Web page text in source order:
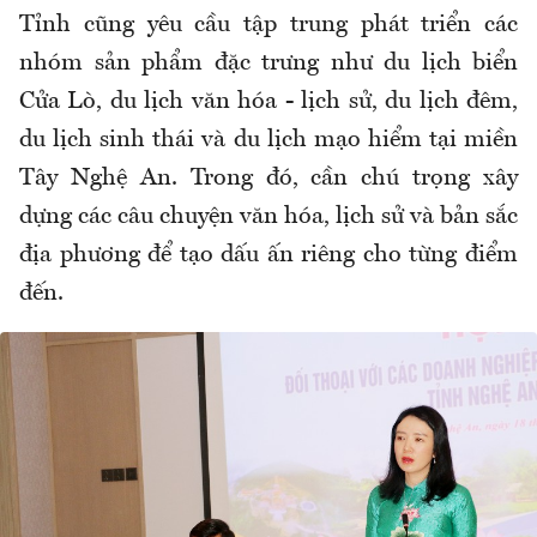
Tỉnh cũng yêu cầu tập trung phát triển các
nhóm sản phẩm đặc trưng như du lịch biển
Cửa Lò, du lịch văn hóa - lịch sử, du lịch đêm,
du lịch sinh thái và du lịch mạo hiểm tại miền
Tây Nghệ An. Trong đó, cần chú trọng xây
dựng các câu chuyện văn hóa, lịch sử và bản sắc
địa phương để tạo dấu ấn riêng cho từng điểm
đến.